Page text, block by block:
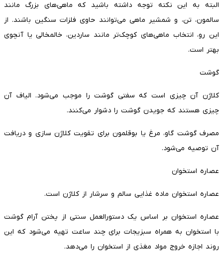
البته به این نکته توجه داشته باشید که ماهی‌های بزرگ مانند
سالمون، تن، و شمشیر ماهی می‌توانند حاوی فلزات سنگین باشند. از
این رو، انتخاب ماهی‌های کوچک‌تر مانند ساردین، خالمخالی یا آنچوی
بهتر است.
گوشت
کلاژن آن چیزی است که سفتی گوشت را موجب می‌شود. الیاف آن
چیزی هستند که جویدن گوشت را دشوار می‌کنند.
مصرف گوشت گاو، مرغ یا بوقلمون برای تقویت کلاژن سازی و دریافت
آن توصیه می‌شود.
عصاره استخوان
عصاره استخوان ماده غذایی سالم و سرشار از کلاژن است.
عصاره استخوان بر اساس یک دستورالعمل سنتی از پختن آرام گوشت
با استخوان به همراه سبزیجات برای چند ساعت تهیه می‌شود که این
روند اجازه خروج مواد مغذی از استخوان را می‌دهد.